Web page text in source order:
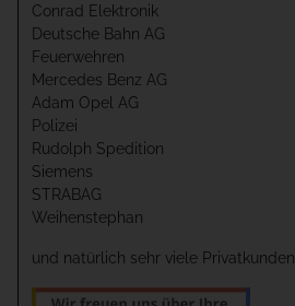
Conrad Elektronik
Deutsche Bahn AG
Feuerwehren
Mercedes Benz AG
Adam Opel AG
Polizei
Rudolph Spedition
Siemens
STRABAG
Weihenstephan
und natürlich sehr viele Privatkunden